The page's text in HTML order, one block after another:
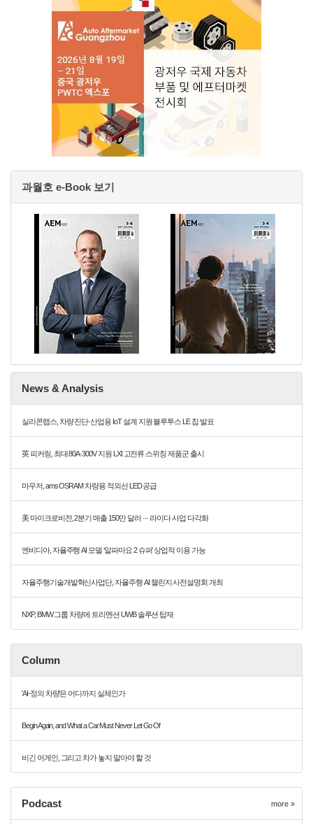
과월호 e-Book 보기
News & Analysis
실리콘랩스, 차량 진단·산업용 IoT 설계 지원 블루투스 LE 칩 발표
英 피커링, 최대 80A·300V 지원 LXI 고전류 스위칭 제품군 출시
마우저, ams OSRAM 차량용 적외선 LED 공급
美 마이크로비전, 2분기 매출 150만 달러 ··· 라이다 사업 다각화
엔비디아, 자율주행 AI 모델 ‘알파마요 2 슈퍼’ 상업적 이용 가능
자율주행기술개발혁신사업단, 자율주행 AI 챌린지 사전설명회 개최
NXP, BMW 그룹 차량에 트리멘션 UWB 솔루션 탑재
Column
'AI-정의 차량'은 어디까지 실체인가
Begin Again, and What a Car Must Never Let Go Of
비긴 어게인, 그리고 차가 놓지 말아야 할 것
Podcast more »